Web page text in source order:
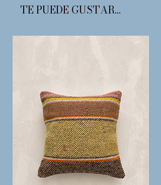
TE PUEDE GUSTAR...